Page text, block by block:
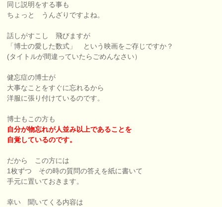
同じ説明をする事も
ちょっと うんざりですよね。
話しがすこし 飛びますが
「博士の愛した数式」 という映画をご存じですか？
(タイトルが間違っていたらごめんなさい）
健忘症の博士が
大事なことをすぐに忘れるから
洋服に張り付けているのです。
博士もこの方も
自分が物忘れが人並み以上であることを
自覚しているのです。
だから この方には
1枚ずつ その時の質問の答えを紙に書いて
手元に置いておきます。
幸い 聞いてくる内容は